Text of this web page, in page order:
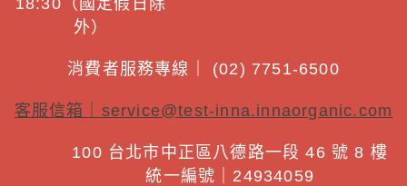
18:30（國定假日除
外）
消費者服務專線｜ (02) 7751-6500
客服信箱｜ service@test-inna.innaorganic.com
100 台北市中正區八德路一段 46 號 8 樓
統一編號｜24934059